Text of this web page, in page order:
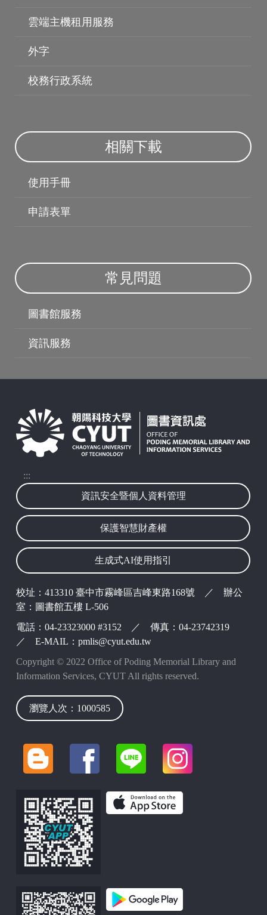
雲端主機租用服務
外字
校務行政系統
相關下載
使用手冊
申請表單
常見問題
圖書館服務
資訊服務
:::
資訊安全暨個人資料管理
保護智慧財產權
生成式AI使用指引
校址：413310 臺中市霧峰區吉峰東路168號 ／ 辦公
室：圖書館五樓 L-506
電話：04-23323000 #3152 ／ 傳真：04-23742319
／ E-MAIL：pmlis@cyut.edu.tw
Copyright © 2022 Office of Poding Memorial Library and
Information Services, CYUT All rights reserved.
瀏覽人次：1000585